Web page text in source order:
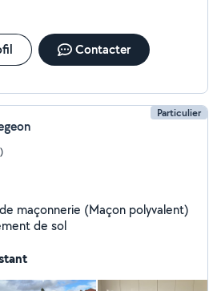
Contacter
Particulier
maçonnerie (Maçon polyvalent)
de sol